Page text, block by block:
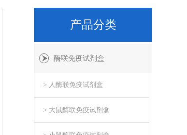
产品分类
酶联免疫试剂盒
> 人酶联免疫试剂盒
> 大鼠酶联免疫试剂盒